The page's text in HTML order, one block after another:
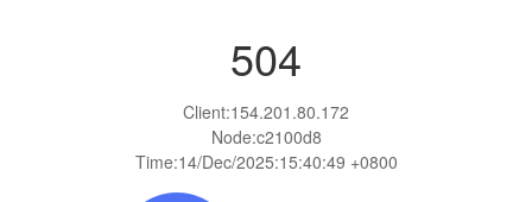
504
Client:154.201.80.172
Node:c2100d8
Time:14/Dec/2025:15:40:49 +0800